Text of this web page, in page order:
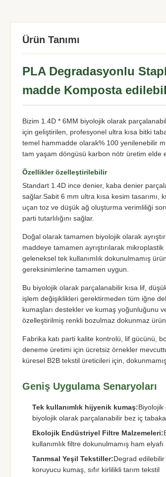
Ürün Tanımı
PLA Degradasyonlu
madde Komposta
Bizim 1.4D * 6MM biyolojik olarak
için geliştirilen, profesyonel ultra kısa bitki
temel hammadde olarak% 100 yenilenebilir
tam yaşam döngüsü karbon nötr üretim elde
Özellikler özelleştirilebilir
Standart 1.4D ince denier, kaba denier
sağlar.Sabit 6 mm ultra kısa kesim tasarımı,
uçan toz ve düşük ağ oluşturma verimliliği
parti tutarlılığını sağlar.
Doğal olarak tamamen biyolojik olarak
maddeye tamamen ayrıştırılarak
geleneksel tek kullanımlık dokunulmamış
gereksinimlerine tamamen uygun.
Bu biyolojik olarak parçalanabilir kısa lif,
işlem değişiklikleri gerektirmeden tüm iğne
kumaşları destekler ve kumaş yoğunluğunu
özelleştirilmiş renkli bozulmaz dokunmaz
Fabrika katı parti kalite kontrolü, lif gücünü,
deneme üretimi için ücretsiz örnekler
küresel B2B tekstil üreticileri için,
Geniş Uygulama Senaryoları
Tek kullanımlık hijyenik kumaş:Biyolojik
biyolojik olarak parçalanabilir bez iç
Ekolojik Endüstriyel Filtre Malzemeleri:
kullanımlık filtre dokunulmamış ham elyafı
Tarımsal Yeşil Tekstiller:Degrad
koruyucu kumaş, sıfır kirlilikli tarım tekstil